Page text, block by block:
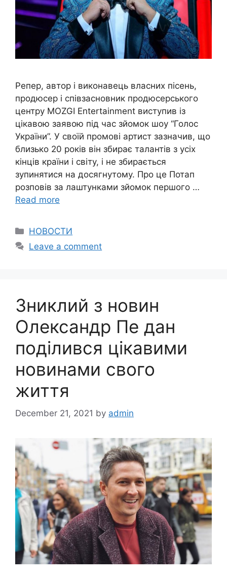
Репер, автор і виконавець власних пісень,
продюсер і співзасновник продюсерського
центру MOZGI Entertainment виступив із
цікавою заявою під час зйомок шоу “Голос
України”. У своїй промові артист зазначив, що
близько 20 років він збирає талантів з усіх
кінців країни і світу, і не збирається
зупинятися на досягнутому. Про це Потап
розповів за лаштунками зйомок першого …
Read more
Categories
НОВОСТИ
Leave a comment
Зниклий з новин
Олександр Пе дан
поділився цікавими
новинами свого
життя
December 21, 2021 by admin